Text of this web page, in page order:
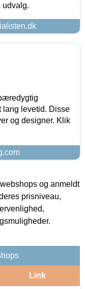
udvalg.
lang levetid. Disse
og designer. Klik
og anmeldt
prisniveau,
Link